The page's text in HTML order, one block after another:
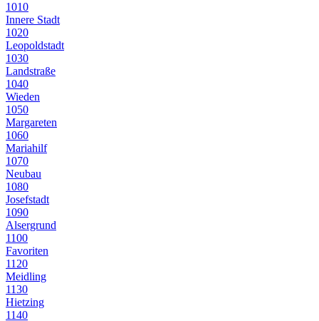
1010
Innere Stadt
1020
Leopoldstadt
1030
Landstraße
1040
Wieden
1050
Margareten
1060
Mariahilf
1070
Neubau
1080
Josefstadt
1090
Alsergrund
1100
Favoriten
1120
Meidling
1130
Hietzing
1140